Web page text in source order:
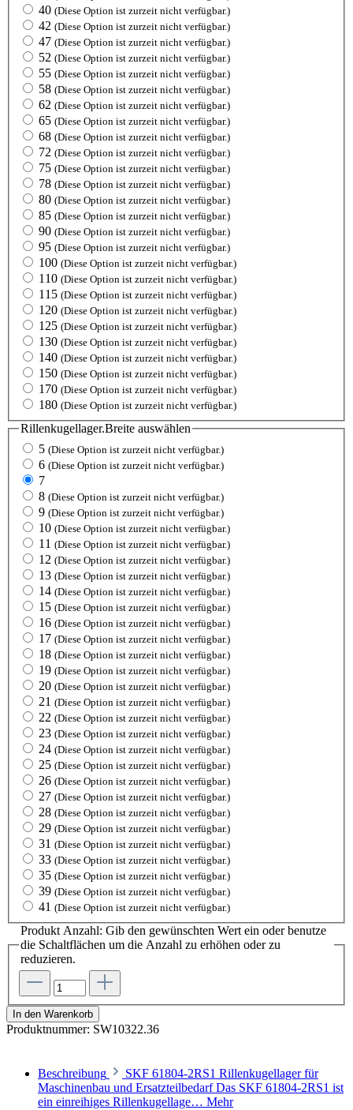
40 (Diese Option ist zurzeit nicht verfügbar.)
42 (Diese Option ist zurzeit nicht verfügbar.)
47 (Diese Option ist zurzeit nicht verfügbar.)
52 (Diese Option ist zurzeit nicht verfügbar.)
55 (Diese Option ist zurzeit nicht verfügbar.)
58 (Diese Option ist zurzeit nicht verfügbar.)
62 (Diese Option ist zurzeit nicht verfügbar.)
65 (Diese Option ist zurzeit nicht verfügbar.)
68 (Diese Option ist zurzeit nicht verfügbar.)
72 (Diese Option ist zurzeit nicht verfügbar.)
75 (Diese Option ist zurzeit nicht verfügbar.)
78 (Diese Option ist zurzeit nicht verfügbar.)
80 (Diese Option ist zurzeit nicht verfügbar.)
85 (Diese Option ist zurzeit nicht verfügbar.)
90 (Diese Option ist zurzeit nicht verfügbar.)
95 (Diese Option ist zurzeit nicht verfügbar.)
100 (Diese Option ist zurzeit nicht verfügbar.)
110 (Diese Option ist zurzeit nicht verfügbar.)
115 (Diese Option ist zurzeit nicht verfügbar.)
120 (Diese Option ist zurzeit nicht verfügbar.)
125 (Diese Option ist zurzeit nicht verfügbar.)
130 (Diese Option ist zurzeit nicht verfügbar.)
140 (Diese Option ist zurzeit nicht verfügbar.)
150 (Diese Option ist zurzeit nicht verfügbar.)
170 (Diese Option ist zurzeit nicht verfügbar.)
180 (Diese Option ist zurzeit nicht verfügbar.)
Rillenkugellager.Breite auswählen
5 (Diese Option ist zurzeit nicht verfügbar.)
6 (Diese Option ist zurzeit nicht verfügbar.)
7
8 (Diese Option ist zurzeit nicht verfügbar.)
9 (Diese Option ist zurzeit nicht verfügbar.)
10 (Diese Option ist zurzeit nicht verfügbar.)
11 (Diese Option ist zurzeit nicht verfügbar.)
12 (Diese Option ist zurzeit nicht verfügbar.)
13 (Diese Option ist zurzeit nicht verfügbar.)
14 (Diese Option ist zurzeit nicht verfügbar.)
15 (Diese Option ist zurzeit nicht verfügbar.)
16 (Diese Option ist zurzeit nicht verfügbar.)
17 (Diese Option ist zurzeit nicht verfügbar.)
18 (Diese Option ist zurzeit nicht verfügbar.)
19 (Diese Option ist zurzeit nicht verfügbar.)
20 (Diese Option ist zurzeit nicht verfügbar.)
21 (Diese Option ist zurzeit nicht verfügbar.)
22 (Diese Option ist zurzeit nicht verfügbar.)
23 (Diese Option ist zurzeit nicht verfügbar.)
24 (Diese Option ist zurzeit nicht verfügbar.)
25 (Diese Option ist zurzeit nicht verfügbar.)
26 (Diese Option ist zurzeit nicht verfügbar.)
27 (Diese Option ist zurzeit nicht verfügbar.)
28 (Diese Option ist zurzeit nicht verfügbar.)
29 (Diese Option ist zurzeit nicht verfügbar.)
31 (Diese Option ist zurzeit nicht verfügbar.)
33 (Diese Option ist zurzeit nicht verfügbar.)
35 (Diese Option ist zurzeit nicht verfügbar.)
39 (Diese Option ist zurzeit nicht verfügbar.)
41 (Diese Option ist zurzeit nicht verfügbar.)
Produkt Anzahl: Gib den gewünschten Wert ein oder benutze
die Schaltflächen um die Anzahl zu erhöhen oder zu
reduzieren.
In den Warenkorb
Produktnummer: SW10322.36
Beschreibung
SKF 61804-2RS1 Rillenkugellager für
Maschinenbau und Ersatzteilbedarf Das SKF 61804-2RS1 ist
ein einreihiges Rillenkugellage… Mehr